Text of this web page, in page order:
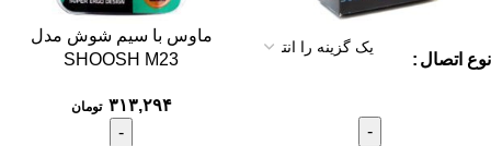
نوع اتصال
ماوس با سیم شوش مدل
SHOOSH M23
۳۱۳,۲۹۴ تومان